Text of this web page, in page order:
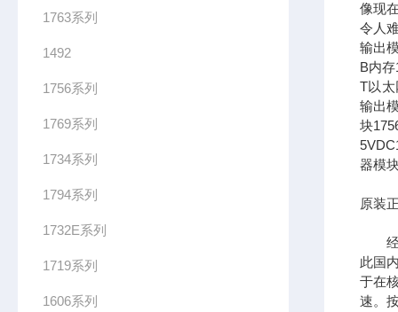
1763系列
1492
1756系列
1769系列
1734系列
1794系列
1732E系列
1719系列
1606系列
像现
令人
输出
B内
T以太
输出
块
器模
原装
经过
此国
于在
速。